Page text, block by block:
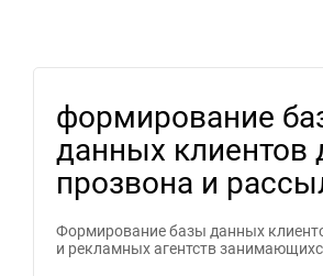
формирование
данных клиентов
прозвона и
Формирование базы данных
и рекламных агентств